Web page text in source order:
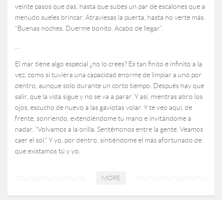
veinte pasos que das, hasta que subes un par de escalones que a
menudo sueles brincar. Atraviesas la puerta, hasta no verte más.
“Buenas noches. Duerme bonito. Acabo de llegar”.
El mar tiene algo especial ¿no lo crees? Es tan finito e infinito a la
vez, como si tuviera una capacidad enorme de limpiar a uno por
dentro, aunque solo durante un corto tiempo. Después hay que
salir, que la vida sigue y no se va a parar. Y así, mientras abro los
ojos, escucho de nuevo a las gaviotas volar. Y te veo aquí, de
frente, sonriendo, extendiéndome tu mano e invitándome a
nadar. “Volvamos a la orilla. Sentémonos entre la gente. Veamos
caer el sol.” Y yo, por dentro, sintiéndome el más afortunado de
que existamos tú y yo.
MORE